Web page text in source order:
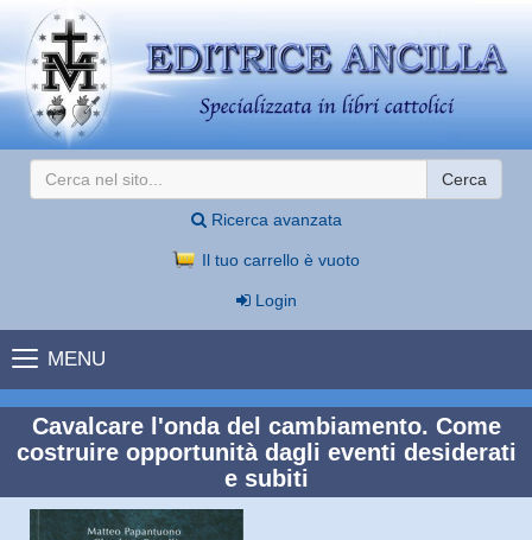
Cerca
Ricerca avanzata
Il tuo carrello è vuoto
Login
MENU
Cavalcare l'onda del cambiamento. Come
costruire opportunità dagli eventi desiderati
e subiti